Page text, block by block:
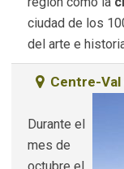
ciudad de los
del arte e
Centre-Val
Durante el
mes de